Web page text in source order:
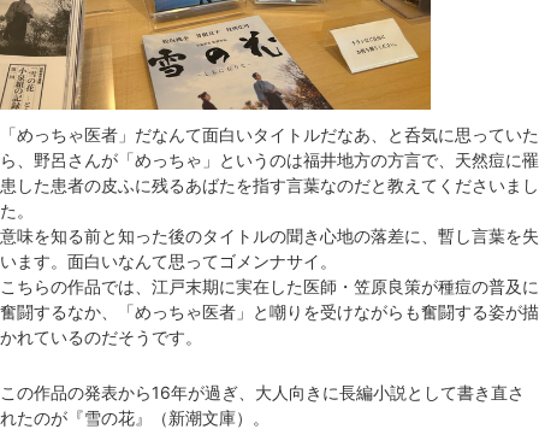
「めっちゃ医者」だなんて面白いタイトルだなあ、と呑気に思っていた
ら、野呂さんが「めっちゃ」というのは福井地方の方言で、天然痘に罹
患した患者の皮ふに残るあばたを指す言葉なのだと教えてくださいまし
た。
意味を知る前と知った後のタイトルの聞き心地の落差に、暫し言葉を失
います。面白いなんて思ってゴメンナサイ。
こちらの作品では、江戸末期に実在した医師・笠原良策が種痘の普及に
奮闘するなか、「めっちゃ医者」と嘲りを受けながらも奮闘する姿が描
かれているのだそうです。
この作品の発表から16年が過ぎ、大人向きに長編小説として書き直さ
れたのが『雪の花』（新潮文庫）。